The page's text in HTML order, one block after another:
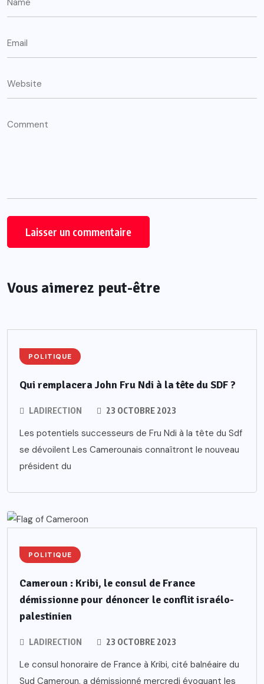
Vous aimerez peut-être
POLITIQUE
Qui remplacera John Fru Ndi à la tête du SDF ?
LADIRECTION 23 OCTOBRE 2023
Les potentiels successeurs de Fru Ndi à la tête du Sdf
se dévoilent Les Camerounais connaîtront le nouveau
président du
POLITIQUE
Cameroun : Kribi, le consul de France
démissionne pour dénoncer le conflit israélo-
palestinien
LADIRECTION 23 OCTOBRE 2023
Le consul honoraire de France à Kribi, cité balnéaire du
Sud Cameroun, a démissionné mercredi évoquant les